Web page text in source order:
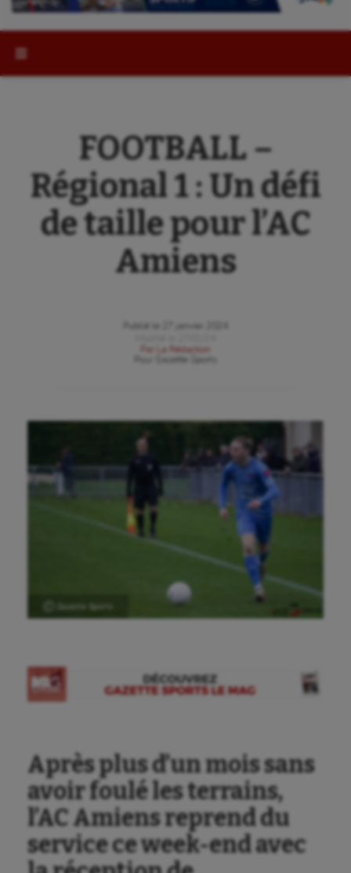
Aéronautique
Athlétisme
Auto
Aviron
FOOTBALL –
Régional 1 : Un défi
de taille pour l’AC
Amiens
Publié le
27 janvier 2024
Par
La Rédaction
Gazette Sports
Ⓒ Gazette Sports
Après plus d’un mois sans
avoir foulé les terrains,
l’AC Amiens reprend du
service ce week-end avec